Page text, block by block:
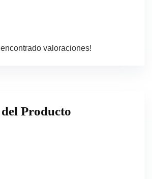
valoraciones!
Producto